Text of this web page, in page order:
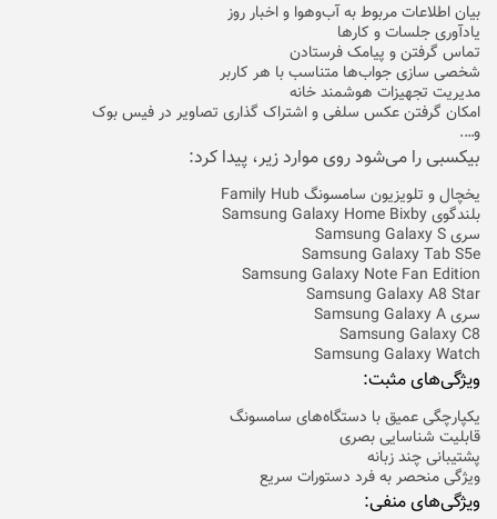
بیان اطلاعات مربوط به آب‌وهوا و اخبار روز
یادآوری جلسات و کارها
تماس گرفتن و پیامک فرستادن
شخصی سازی جواب‌ها متناسب با هر کاربر
مدیریت تجهیزات هوشمند خانه
امکان گرفتن عکس سلفی و اشتراک گذاری تصاویر در فیس بوک
و….
بیکسبی را می‌شود روی موارد زیر، پیدا کرد:
یخچال و تلویزیون سامسونگ Family Hub
بلندگوی Samsung Galaxy Home Bixby
سری Samsung Galaxy S
Samsung Galaxy Tab S5e
Samsung Galaxy Note Fan Edition
Samsung Galaxy A8 Star
سری Samsung Galaxy A
Samsung Galaxy C8
Samsung Galaxy Watch
ویژگی‌های مثبت:
یکپارچگی عمیق با دستگاه‌های سامسونگ
قابلیت شناسایی بصری
پشتیبانی چند زبانه
ویژگی منحصر به فرد دستورات سریع
ویژگی‌های منفی: